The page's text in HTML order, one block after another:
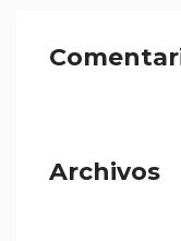
Archivos